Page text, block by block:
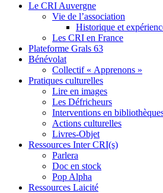
Le CRI Auvergne
Vie de l’association
Historique et
Les CRI en France
Plateforme Grals 63
Bénévolat
Collectif « Apprenons »
Pratiques culturelles
Lire en images
Les Défricheurs
Interventions en
Actions culturelles
Livres-Objet
Ressources Inter CRI(s)
Parlera
Doc en stock
Pop Alpha
Ressources Laicité